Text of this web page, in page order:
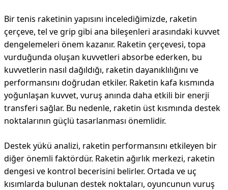
Bir tenis raketinin yapısını incelediğimizde, raketin
çerçeve, tel ve grip gibi ana bileşenleri arasındaki kuvvet
dengelemeleri önem kazanır. Raketin çerçevesi, topa
vurduğunda oluşan kuvvetleri absorbe ederken, bu
kuvvetlerin nasıl dağıldığı, raketin dayanıklılığını ve
performansını doğrudan etkiler. Raketin kafa kısmında
yoğunlaşan kuvvet, vuruş anında daha etkili bir enerji
transferi sağlar. Bu nedenle, raketin üst kısmında destek
noktalarının güçlü tasarlanması önemlidir.
Destek yükü analizi, raketin performansını etkileyen bir
diğer önemli faktördür. Raketin ağırlık merkezi, raketin
dengesi ve kontrol becerisini belirler. Ortada ve uç
kısımlarda bulunan destek noktaları, oyuncunun vuruş